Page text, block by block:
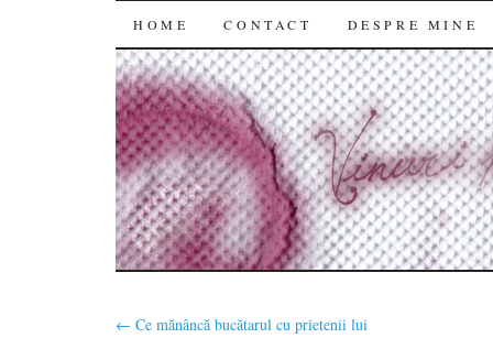
SKIP
TO
CONTENT
HOME CONTACT DESPRE MINE
← Ce mănâncă bucătarul cu prietenii lui